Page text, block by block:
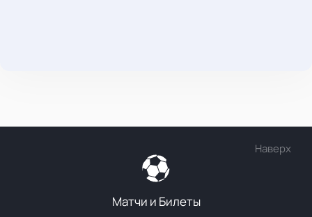
Наверх
Матчи и Билеты